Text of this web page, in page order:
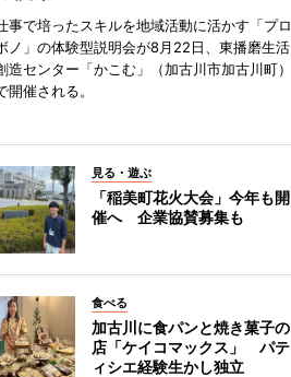
事で培ったスキルを地域活動に活かす「プロ
ノ」の体験型説明会が8月22日、東播磨生活
造センター「かこむ」（加古川市加古川町）
開催される。
見る・遊ぶ
「稲美町花火大会」今年も開
催へ 企業協賛募集も
食べる
加古川に食パンと焼き菓子の
店「ケイコマックス」 パテ
ィシエ経験生かし独立